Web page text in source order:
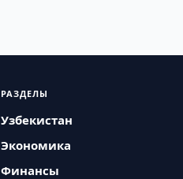
РАЗДЕЛЫ
Узбекистан
Экономика
Финансы